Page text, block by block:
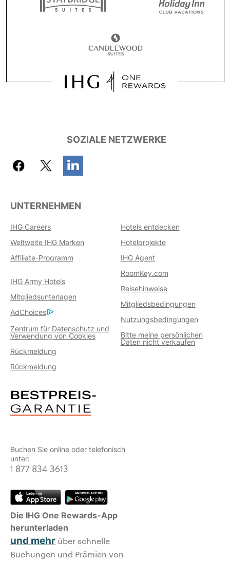
SOZIALE NETZWERKE
UNTERNEHMEN
IHG Careers
Hotels entdecken
Weltweite IHG Marken
Hotelprojekte
Affiliate-Programm
IHG Agent
RoomKey.com
IHG Army Hotels
Reisehinweise
Mitgliedsunterlagen
Mitgliedsbedingungen
AdChoices
Nutzungsbedingungen
Zentrum für Datenschutz und
Verwendung von Cookies
Bitte meine persönlichen
Daten nicht verkaufen
Rückmeldung
Rückmeldung
Buchen Sie online oder telefonisch
unter:
1 877 834 3613
Die IHG One Rewards-App
herunterladen
und mehr über schnelle
Buchungen und Prämien von